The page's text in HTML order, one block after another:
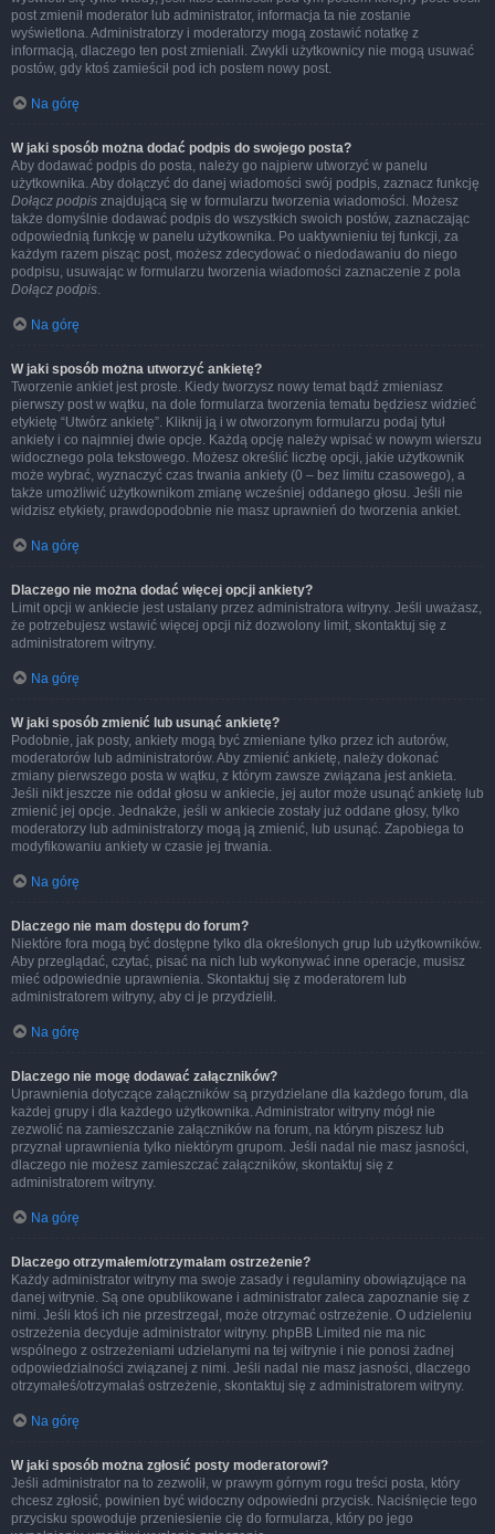
post zmienił moderator lub administrator, informacja ta nie zostanie
wyświetlona. Administratorzy i moderatorzy mogą zostawić notatkę z
informacją, dlaczego ten post zmieniali. Zwykli użytkownicy nie mogą usuwać
postów, gdy ktoś zamieścił pod ich postem nowy post.
Na górę
W jaki sposób można dodać podpis do swojego posta?
Aby dodawać podpis do posta, należy go najpierw utworzyć w panelu
użytkownika. Aby dołączyć do danej wiadomości swój podpis, zaznacz funkcję
Dołącz podpis znajdującą się w formularzu tworzenia wiadomości. Możesz
także domyślnie dodawać podpis do wszystkich swoich postów, zaznaczając
odpowiednią funkcję w panelu użytkownika. Po uaktywnieniu tej funkcji, za
każdym razem pisząc post, możesz zdecydować o niedodawaniu do niego
podpisu, usuwając w formularzu tworzenia wiadomości zaznaczenie z pola
Dołącz podpis.
Na górę
W jaki sposób można utworzyć ankietę?
Tworzenie ankiet jest proste. Kiedy tworzysz nowy temat bądź zmieniasz
pierwszy post w wątku, na dole formularza tworzenia tematu będziesz widzieć
etykietę “Utwórz ankietę”. Kliknij ją i w otworzonym formularzu podaj tytuł
ankiety i co najmniej dwie opcje. Każdą opcję należy wpisać w nowym wierszu
widocznego pola tekstowego. Możesz określić liczbę opcji, jakie użytkownik
może wybrać, wyznaczyć czas trwania ankiety (0 – bez limitu czasowego), a
także umożliwić użytkownikom zmianę wcześniej oddanego głosu. Jeśli nie
widzisz etykiety, prawdopodobnie nie masz uprawnień do tworzenia ankiet.
Na górę
Dlaczego nie można dodać więcej opcji ankiety?
Limit opcji w ankiecie jest ustalany przez administratora witryny. Jeśli uważasz,
że potrzebujesz wstawić więcej opcji niż dozwolony limit, skontaktuj się z
administratorem witryny.
Na górę
W jaki sposób zmienić lub usunąć ankietę?
Podobnie, jak posty, ankiety mogą być zmieniane tylko przez ich autorów,
moderatorów lub administratorów. Aby zmienić ankietę, należy dokonać
zmiany pierwszego posta w wątku, z którym zawsze związana jest ankieta.
Jeśli nikt jeszcze nie oddał głosu w ankiecie, jej autor może usunąć ankietę lub
zmienić jej opcje. Jednakże, jeśli w ankiecie zostały już oddane głosy, tylko
moderatorzy lub administratorzy mogą ją zmienić, lub usunąć. Zapobiega to
modyfikowaniu ankiety w czasie jej trwania.
Na górę
Dlaczego nie mam dostępu do forum?
Niektóre fora mogą być dostępne tylko dla określonych grup lub użytkowników.
Aby przeglądać, czytać, pisać na nich lub wykonywać inne operacje, musisz
mieć odpowiednie uprawnienia. Skontaktuj się z moderatorem lub
administratorem witryny, aby ci je przydzielił.
Na górę
Dlaczego nie mogę dodawać załączników?
Uprawnienia dotyczące załączników są przydzielane dla każdego forum, dla
każdej grupy i dla każdego użytkownika. Administrator witryny mógł nie
zezwolić na zamieszczanie załączników na forum, na którym piszesz lub
przyznał uprawnienia tylko niektórym grupom. Jeśli nadal nie masz jasności,
dlaczego nie możesz zamieszczać załączników, skontaktuj się z
administratorem witryny.
Na górę
Dlaczego otrzymałem/otrzymałam ostrzeżenie?
Każdy administrator witryny ma swoje zasady i regulaminy obowiązujące na
danej witrynie. Są one opublikowane i administrator zaleca zapoznanie się z
nimi. Jeśli ktoś ich nie przestrzegał, może otrzymać ostrzeżenie. O udzieleniu
ostrzeżenia decyduje administrator witryny. phpBB Limited nie ma nic
wspólnego z ostrzeżeniami udzielanymi na tej witrynie i nie ponosi żadnej
odpowiedzialności związanej z nimi. Jeśli nadal nie masz jasności, dlaczego
otrzymałeś/otrzymałaś ostrzeżenie, skontaktuj się z administratorem witryny.
Na górę
W jaki sposób można zgłosić posty moderatorowi?
Jeśli administrator na to zezwolił, w prawym górnym rogu treści posta, który
chcesz zgłosić, powinien być widoczny odpowiedni przycisk. Naciśnięcie tego
przycisku spowoduje przeniesienie cię do formularza, który po jego